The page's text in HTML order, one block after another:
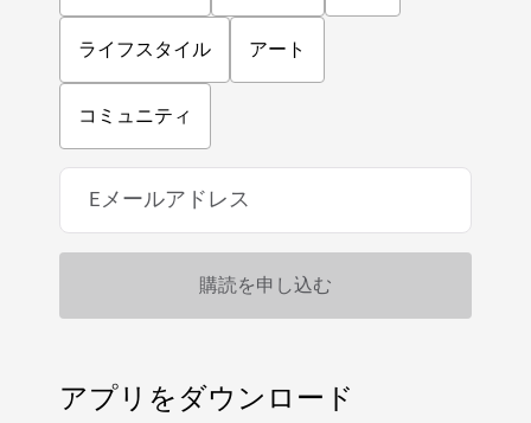
ライフスタイル アート
コミュニティ
アプリをダウンロード